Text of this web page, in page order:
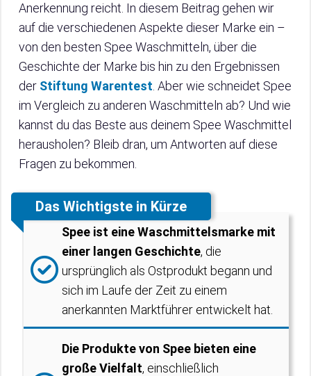
Anerkennung reicht. In diesem Beitrag gehen wir
auf die verschiedenen Aspekte dieser Marke ein –
von den besten Spee Waschmitteln, über die
Geschichte der Marke bis hin zu den Ergebnissen
der Stiftung Warentest . Aber wie schneidet Spee
im Vergleich zu anderen Waschmitteln ab? Und wie
kannst du das Beste aus deinem Spee Waschmittel
herausholen? Bleib dran, um Antworten auf diese
Fragen zu bekommen.
Das Wichtigste in Kürze
Spee ist eine Waschmittelsmarke mit
einer langen Geschichte, die
ursprünglich als Ostprodukt begann und
sich im Laufe der Zeit zu einem
anerkannten Marktführer entwickelt hat.
Die Produkte von Spee bieten eine
große Vielfalt, einschließlich